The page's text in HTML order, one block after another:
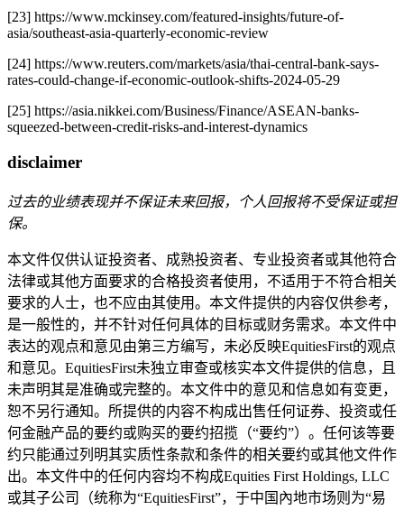
[23] https://www.mckinsey.com/featured-insights/future-of-
asia/southeast-asia-quarterly-economic-review
[24] https://www.reuters.com/markets/asia/thai-central-bank-says-
rates-could-change-if-economic-outlook-shifts-2024-05-29
[25] https://asia.nikkei.com/Business/Finance/ASEAN-banks-
squeezed-between-credit-risks-and-interest-dynamics
disclaimer
过去的业绩表现并不保证未来回报，个人回报将不受保证或担
保。
本文件仅供认证投资者、成熟投资者、专业投资者或其他符合
法律或其他方面要求的合格投资者使用，不适用于不符合相关
要求的人士，也不应由其使用。本文件提供的内容仅供参考，
是一般性的，并不针对任何具体的目标或财务需求。本文件中
表达的观点和意见由第三方编写，未必反映EquitiesFirst的观点
和意见。EquitiesFirst未独立审查或核实本文件提供的信息，且
未声明其是准确或完整的。本文件中的意见和信息如有变更，
恕不另行通知。所提供的内容不构成出售任何证券、投资或任
何金融产品的要约或购买的要约招揽（“要约”）。任何该等要
约只能通过列明其实质性条款和条件的相关要约或其他文件作
出。本文件中的任何内容均不构成Equities First Holdings, LLC
或其子公司（统称为“EquitiesFirst”，于中国內地市场则为“易